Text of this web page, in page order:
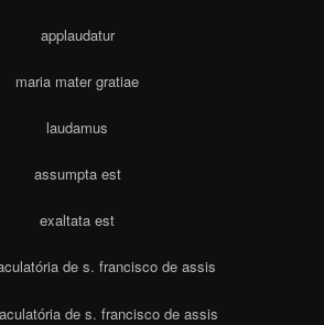
applaudatur
maria mater gratiae
laudamus
assumpta est
exaltata est
de s. francisco de assis
de s. francisco de assis